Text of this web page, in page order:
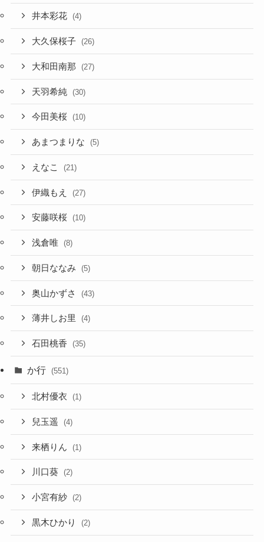
井本彩花 (4)
大久保桜子 (26)
大和田南那 (27)
天羽希純 (30)
今田美桜 (10)
あまつまりな (5)
えなこ (21)
伊織もえ (27)
安藤咲桜 (10)
浅倉唯 (8)
朝日ななみ (5)
奥山かずさ (43)
薄井しお里 (4)
石田桃香 (35)
か行 (551)
北村優衣 (1)
兒玉遥 (4)
来栖りん (1)
川口葵 (2)
小宮有紗 (2)
黒木ひかり (2)